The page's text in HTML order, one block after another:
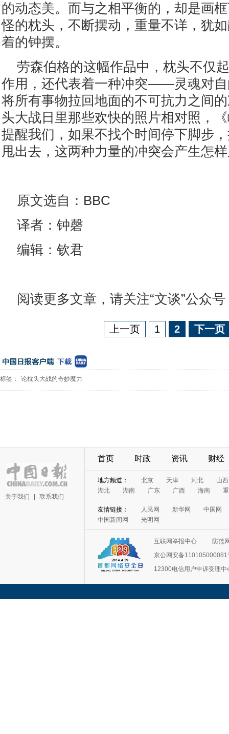
的动态美。而与之相平衡的，却是画
怪的枕头，不断摆动，重量不详，犹
着的钟摆。
劳森伯格的这幅作品中，枕头不仅
作用，还代表着一种冲突——灵魂对自
将所有事物拉回地面的不可抗力之间
头大战日里那些欢快的照片相对照，
提醒我们，如果不找个时间停下脚步
甩出去，这两种力量的冲突会产生怎
原文选自：BBC
译者：钟磬
编辑：钦君
阅读更多文章，请关注“文谈”公众
上一页 1 2 下一页
标签： 论枕头大战的奇妙魔力
关于我们 联系我们
首页 时政 资讯 财经
地方频道： 北京 天津 河北
山西
湖北
湖南 广东 广西 海南
友情链接： 人民网 新华网
中国网
中国新闻网
光明网
互联网举报中心
防范
京公网安备110105000081
12300电信用户申诉受理中